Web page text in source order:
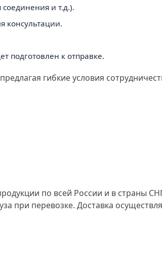
и т.д.).
консультации.
подготовлен к отправке.
гибкие условия
по всей России и в страны
при перевозке. Доставка